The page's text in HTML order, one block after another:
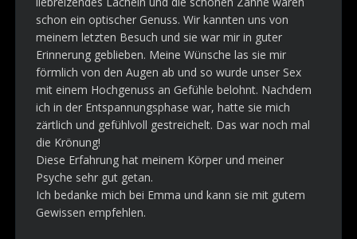
schon ein optischer Genuss. Wir kannten uns von
meinem letzten Besuch und sie war mir in guter
Erinnerung geblieben. Meine Wünsche las sie mir
förmlich von den Augen ab und so wurde unser Sex
mit einem Hochgenuss an Gefühle belohnt. Nachdem
ich in der Entspannungsphase war, hatte sie mich
zärtlich und gefühlvoll gestreichelt. Das war noch mal
die Krönung!
Diese Erfahrung hat meinem Körper und meiner
Psyche sehr gut getan.
Ich bedanke mich bei Emma und kann sie mit gutem
Gewissen empfehlen.